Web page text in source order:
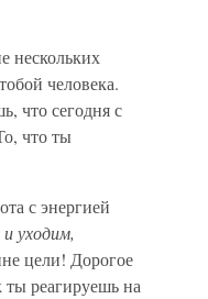
нескольких
человека.
что сегодня с
что ты
с энергией
уходим,
цели! Дорогое
ты реагируешь на